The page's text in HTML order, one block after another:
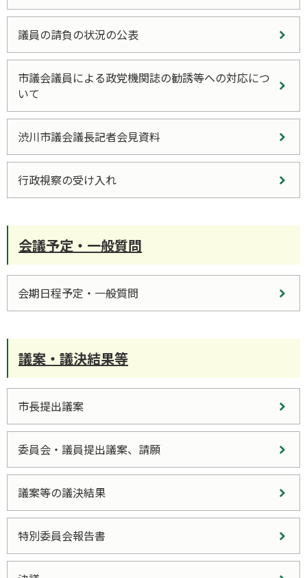
議員の請負の状況の公表
市議会議員による政党機関誌の勧誘等への対応につ
いて
渋川市議会議長記者会見資料
行政視察の受け入れ
会議予定・一般質問
会期日程予定・一般質問
議案・議決結果等
市長提出議案
委員会・議員提出議案、請願
議案等の議決結果
特別委員会報告書